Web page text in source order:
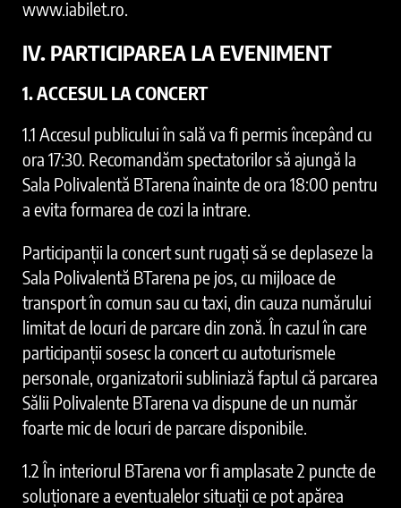
www.iabilet.ro.
IV. PARTICIPAREA LA EVENIMENT
1. ACCESUL LA CONCERT
1.1 Accesul publicului în sală va fi permis începând cu
ora 17:30. Recomandăm spectatorilor să ajungă la
Sala Polivalentă BTarena înainte de ora 18:00 pentru
a evita formarea de cozi la intrare.
Participanții la concert sunt rugați să se deplaseze la
Sala Polivalentă BTarena pe jos, cu mijloace de
transport în comun sau cu taxi, din cauza numărului
limitat de locuri de parcare din zonă. În cazul în care
participanții sosesc la concert cu autoturismele
personale, organizatorii subliniază faptul că parcarea
Sălii Polivalente BTarena va dispune de un număr
foarte mic de locuri de parcare disponibile.
1.2 În interiorul BTarena vor fi amplasate 2 puncte de
soluționare a eventualelor situații ce pot apărea